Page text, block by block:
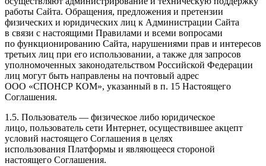
работы Сайта. Обращения, предложения и претензии
физических и юридических лиц к Администрации Сайта
в связи с настоящими Правилами и всеми вопросами
по функционированию Сайта, нарушениями прав и интересов
третьих лиц при его использовании, а также для запросов
уполномоченных законодательством Российской Федерации
лиц могут быть направлены на почтовый адрес
ООО «СПОНСР КОМ», указанный в п. 15 Настоящего
Соглашения.
1.5. Пользователь — физическое либо юридическое
лицо, пользователь сети Интернет, осуществившее акцепт
условий настоящего Соглашения в целях
использования Платформы и являющееся стороной
настоящего Соглашения.